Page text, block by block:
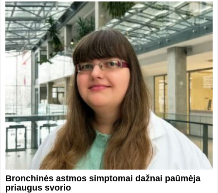
Bronchinės astmos simptomai dažnai paūmėja
priaugus svorio